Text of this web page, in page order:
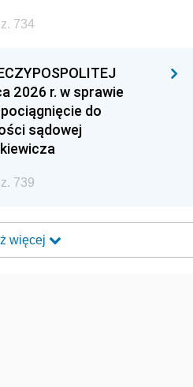
734
2026 r. w sprawie
do
sądowej
739
więcej